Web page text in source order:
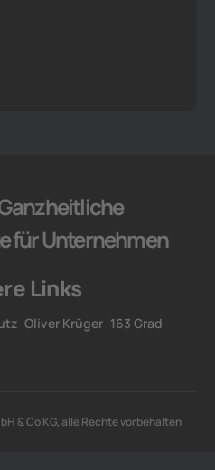
für Unternehmen
Links
Oliver Krüger 163 Grad
& Co KG, alle Rechte vorbehalten